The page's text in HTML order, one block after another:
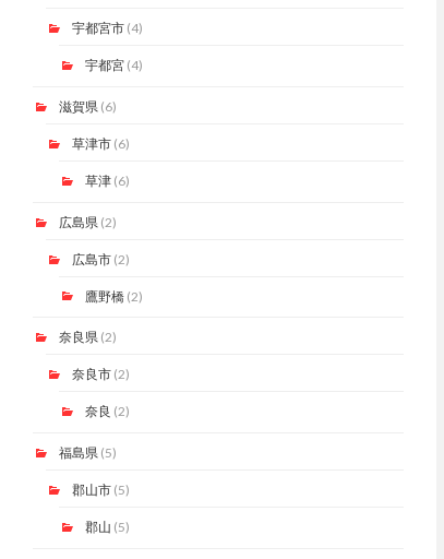
宇都宮市(4)
宇都宮(4)
滋賀県 (6)
草津市(6)
草津(6)
広島県 (2)
広島市(2)
鷹野橋(2)
奈良県 (2)
奈良市(2)
奈良 (2)
福島県 (5)
郡山市(5)
郡山 (5)